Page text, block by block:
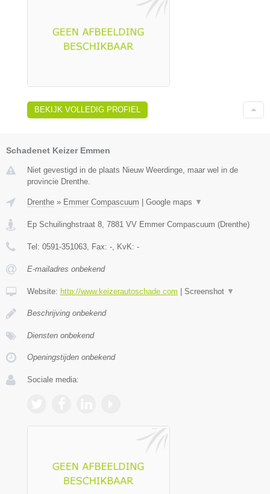
BEKIJK VOLLEDIG PROFIEL
Schadenet Keizer Emmen
Niet gevestigd in de plaats Nieuw Weerdinge, maar wel in de
provincie Drenthe.
Drenthe » Emmer Compascuum | Google maps ▼
Ep Schuilinghstraat 8 7881 VV Emmer Compascuum (Drenthe)
Tel: 0591-351063 , Fax: - , KvK: -
E-mailadres onbekend
Website: http://www.keizerautoschade.com | Screenshot ▼
Beschrijving onbekend
Diensten onbekend
Openingstijden onbekend
Sociale media: